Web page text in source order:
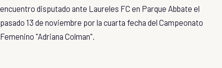
encuentro disputado ante Laureles FC en Parque Abbate el
pasado 13 de noviembre por la cuarta fecha del Campeonato
Femenino "Adriana Colman".